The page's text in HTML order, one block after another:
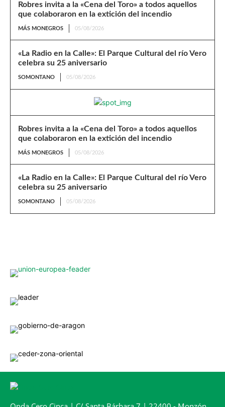
Robres invita a la «Cena del Toro» a todos aquellos
que colaboraron en la extición del incendio
MÁS MONEGROS 05/08/2026
«La Radio en la Calle»: El Parque Cultural del río Vero
celebra su 25 aniversario
SOMONTANO 05/08/2026
Robres invita a la «Cena del Toro» a todos aquellos
que colaboraron en la extición del incendio
MÁS MONEGROS 05/08/2026
«La Radio en la Calle»: El Parque Cultural del río Vero
celebra su 25 aniversario
SOMONTANO 05/08/2026